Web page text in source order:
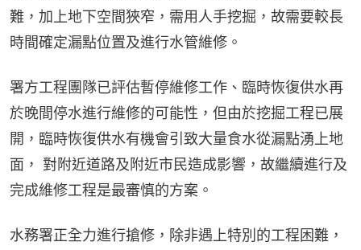
難，加上地下空間狹窄，需用人手挖掘，故需要較長
時間確定漏點位置及進行水管維修。
署方工程團隊已評估暫停維修工作、臨時恢復供水再
於晚間停水進行維修的可能性，但由於挖掘工程已展
開，臨時恢復供水有機會引致大量食水從漏點湧上地
面， 對附近道路及附近市民造成影響，故繼續進行及
完成維修工程是最審慎的方案。
水務署正全力進行搶修，除非遇上特別的工程困難，